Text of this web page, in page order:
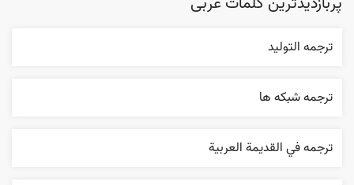
ترجمه التوليد
ترجمه شبکه ها
ترجمه في القديمة العربية